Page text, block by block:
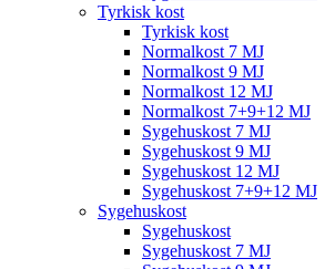
Tyrkisk kost
Tyrkisk kost
Normalkost 7 MJ
Normalkost 9 MJ
Normalkost 12 MJ
Normalkost 7+9+12 MJ
Sygehuskost 7 MJ
Sygehuskost 9 MJ
Sygehuskost 12 MJ
Sygehuskost 7+9+12 MJ
Sygehuskost
Sygehuskost
Sygehuskost 7 MJ